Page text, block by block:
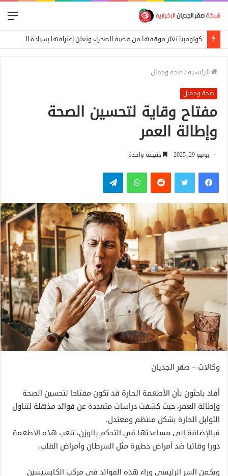
كولومبيا تغيّر موقفها من قضية الصحراء وتعلن اعترافها بسيادة المغرب
الرئيسية / صحة وجمال
صحة وجمال
مفتاح وقاية لتحسين الصحة
وإطالة العمر
يونيو 29, 2025 دقيقة واحدة
فيسبوكتويتر واتساب تيلقرام
وكالات – صقر الجديان
أفاد باحثون بأن الأطعمة الحارة قد تكون مفتاحا لتحسين الصحة
وإطالة العمر، حيث كشفت دراسات متعددة عن فوائد مذهلة لتناول
التوابل الحارة بشكل منتظم ومعتدل.
فبالإضافة إلى مساعدتها في التحكم بالوزن، تلعب هذه الأطعمة
دورا وقائيا ضد أمراض خطيرة مثل السرطان وأمراض القلب.
ويكمن السر الرئيسي وراء هذه الفوائد في مركب الكابسيسين